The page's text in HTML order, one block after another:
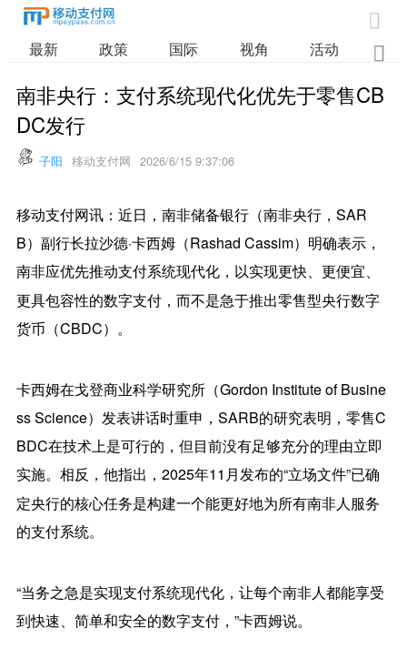

最新 政策 国际 视角 活动 业

南非央行：支付系统现代化优先于零售CB
DC发行
子阳 移动支付网 2026/6/15 9:37:06
移动支付网讯：近日，南非储备银行（南非央行，SAR
B）副行长拉沙德·卡西姆（Rashad Cassim）明确表示，
南非应优先推动支付系统现代化，以实现更快、更便宜、
更具包容性的数字支付，而不是急于推出零售型央行数字
货币 （CBDC）。
卡西姆在戈登商业科学研究所（Gordon Institute of Busine
ss Science）发表讲话时重申，SARB的研究表明， 零售C
BDC在技术上是可行的，但目前没有足够充分的理由立即
实施。相反，他指出，2025年11月发布的“立场文件”已确
定央行的核心任务是构建一个能更好地为所有南非人服务
的支付系统。
“当务之急是实现支付系统现代化，让每个南非人都能享受
到快速、简单和安全的数字支付，”卡西姆说。